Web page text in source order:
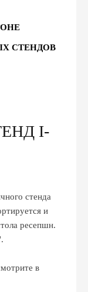
СТЕНДОВ
I-
стенда
и
ресепшн.
в